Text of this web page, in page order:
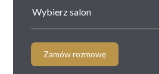
Wybierz salon
Zamów rozmowę